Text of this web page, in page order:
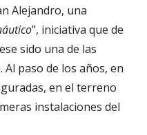
Alejandro, una
”, iniciativa que de
sido una de las
Al paso de los años, en
en el terreno
instalaciones del